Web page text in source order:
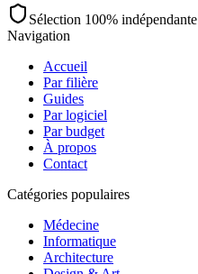
Sélection 100% indépendante
Navigation
Accueil
Par filière
Guides
Par logiciel
Par budget
À propos
Contact
Catégories populaires
Médecine
Informatique
Architecture